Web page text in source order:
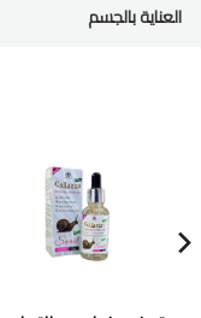
العناية بالجسم